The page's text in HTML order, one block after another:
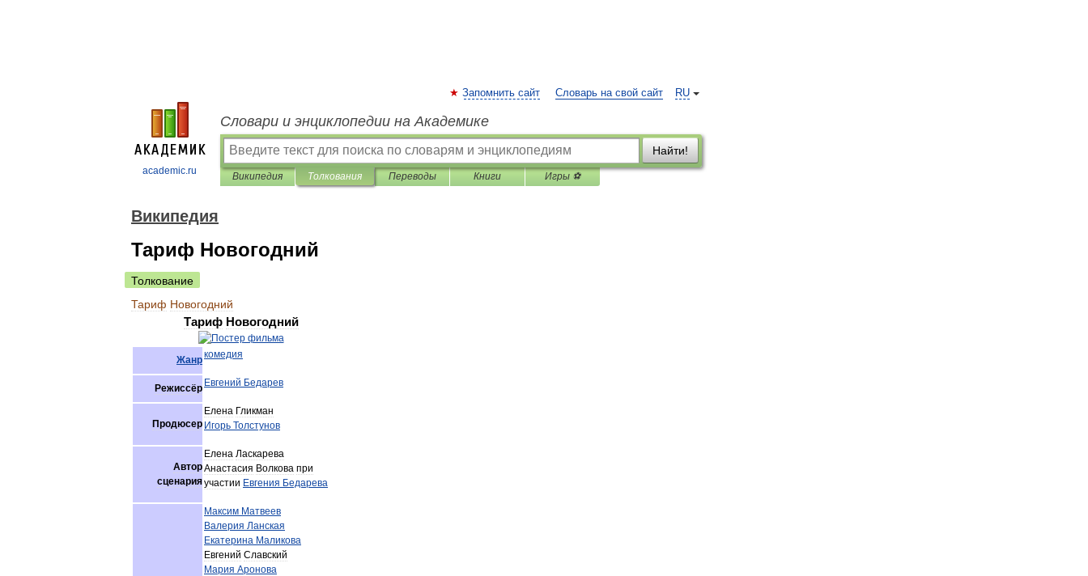
academic.ru
RU
Запомнить сайт Словарь на свой сайт
Словари и энциклопедии на Академике
Найти!
Википедия Толкования Переводы Книги Игры ⚽
Википедия
Тариф Новогодний
Толкование
Тариф Новогодний
Тариф Новогодний
Жанркомедия
Режиссёр Евгений Бедарев
Продюсер
Елена Гликман
Игорь Толстунов
Автор
сценария
Елена Ласкарева
Анастасия Волкова при
участии Евгения Бедарева
Максим Матвеев
Валерия Ланская
Екатерина Маликова
Евгений Славский
Мария Аронова